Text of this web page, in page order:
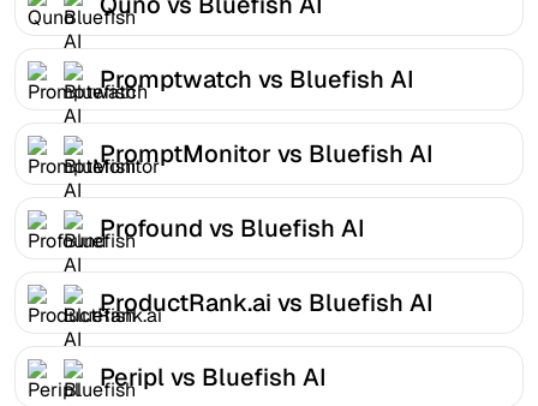
Promptwatch vs Bluefish AI
PromptMonitor vs Bluefish AI
Profound vs Bluefish AI
ProductRank.ai vs Bluefish AI
Peripl vs Bluefish AI